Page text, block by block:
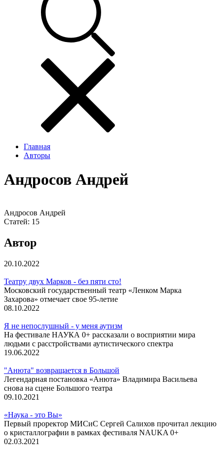
Главная
Авторы
Андросов Андрей
Андросов Андрей
Статей: 15
Автор
20.10.2022
Театру двух Марков - без пяти сто!
Московский государственный театр «Ленком Марка
Захарова» отмечает свое 95-летие
08.10.2022
Я не непослушный - у меня аутизм
На фестивале НАУКА 0+ рассказали о восприятии мира
людьми с расстройствами аутистического спектра
19.06.2022
"Анюта" возвращается в Большой
Легендарная постановка «Анюта» Владимира Васильева
снова на сцене Большого театра
09.10.2021
«Наука - это Вы»
Первый проректор МИСиС Сергей Салихов прочитал лекцию
о кристаллографии в рамках фестиваля NAUKA 0+
02.03.2021